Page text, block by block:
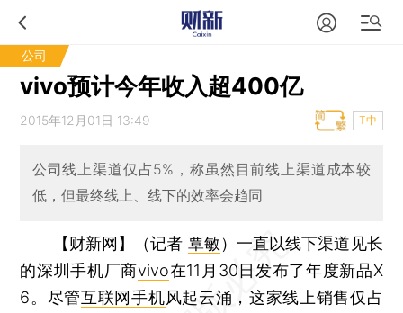
公司
vivo预计今年收入超400亿
2015年12月01日 13:49 T中
公司线上渠道仅占5%，称虽然目前线上渠道成本较
低，但最终线上、线下的效率会趋同
【财新网】（记者 覃敏） 一直以线下渠道见长
的深圳手机厂商vivo在11月30日发布了年度新品X
6。尽管互联网手机风起云涌，这家线上销售仅占